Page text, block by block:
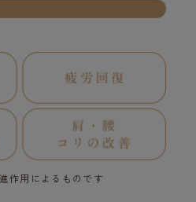
作用によるものです